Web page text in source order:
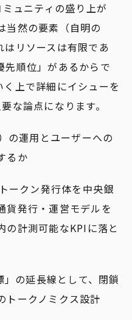
ュニティの盛り上が
当然の要素（自明の
はリソースは有限であ
先順位」があるからで
上で詳細にイシューを
な論点になります。
の運用とユーザーへの
るか
ークン発行体を中央銀
貨発行・運営モデルを
の計測可能なKPIに落と
の延長線として、閉鎖
トークノミクス設計